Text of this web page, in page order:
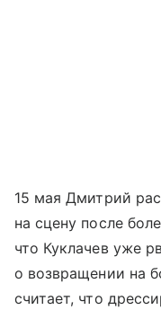
15 мая Дмитрий
на сцену после
что Куклачев уже
о возвращении на
считает, что